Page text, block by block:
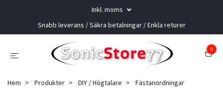
Inkl. moms
Snabb leverans / Säkra betalningar / Enkla returer
0
Hem Produkter DIY / Högtalare Fästanordningar